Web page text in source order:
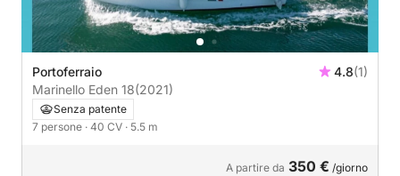
Portoferraio 4.8(1)
Marinello Eden 18(2021)
Senza patente
7 persone · 40 CV · 5.5 m
A partire da 350 € /giorno